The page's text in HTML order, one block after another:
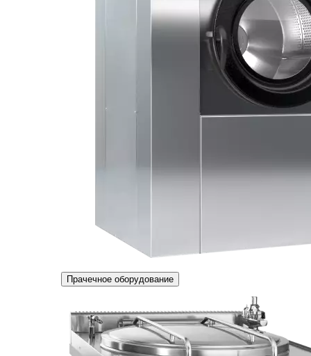
Прачечное оборудование